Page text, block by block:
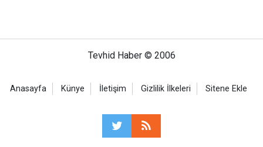
Tevhid Haber © 2006
Anasayfa Künye İletişim Gizlilik İlkeleri Sitene Ekle